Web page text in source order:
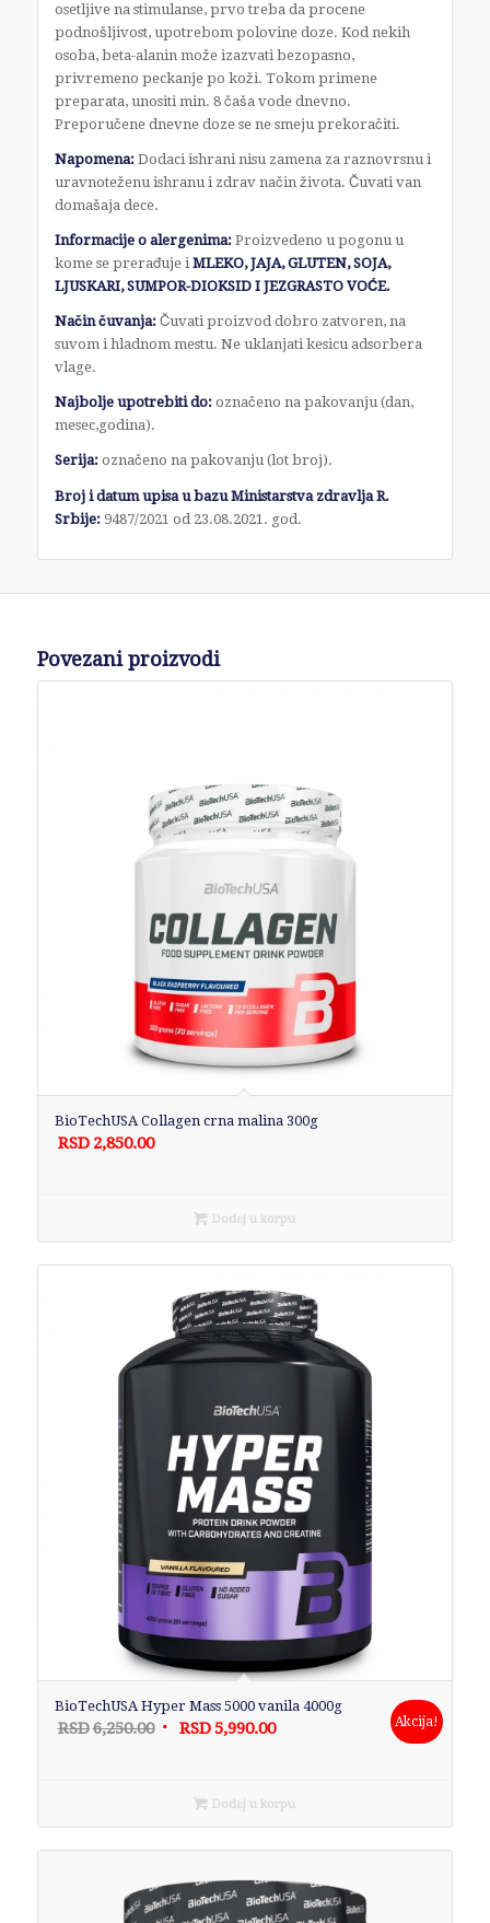
osetljive na stimulanse, prvo treba da procene
podnošljivost, upotrebom polovine doze. Kod nekih
osoba, beta-alanin može izazvati bezopasno,
privremeno peckanje po koži. Tokom primene
preparata, unositi min. 8 čaša vode dnevno.
Preporučene dnevne doze se ne smeju prekoračiti.
Napomena:Dodaci ishrani nisu zamena za raznovrsnu i
uravnoteženu ishranu i zdrav način života. Čuvati van
domašaja dece.
Informacije o alergenima: Proizvedeno u pogonu u
kome se prerađuje iMLEKO, JAJA, GLUTEN, SOJA,
LJUSKARI, SUMPOR-DIOKSID I JEZGRASTO VOĆE.
Način čuvanja: Čuvati proizvod dobro zatvoren, na
suvom i hladnom mestu. Ne uklanjati kesicu adsorbera
vlage.
Najbolje upotrebiti do:označeno na pakovanju (dan,
mesec,godina).
Serija: označeno na pakovanju (lot broj).
Broj i datum upisa u bazu Ministarstva zdravlja R.
Srbije: 9487/2021 od 23.08.2021. god.
Povezani proizvodi
BioTechUSA Collagen crna malina 300g
RSD 2,850.00
Dodaj u korpu
BioTechUSA Hyper Mass 5000 vanila 4000g
RSD6,250.00 Originalna
RSD6,250.00.
RSD5,990.00Trenutna
RSD5,990.00.
Akcija!
Dodaj u korpu